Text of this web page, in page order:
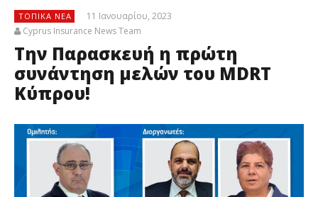
ΤΟΠΙΚΑ ΝΕΑ
11 Ιανουαρίου, 2023
Cyprus Insurance News Team
Την Παρασκευή η πρώτη
συνάντηση μελών του MDRT
Κύπρου!